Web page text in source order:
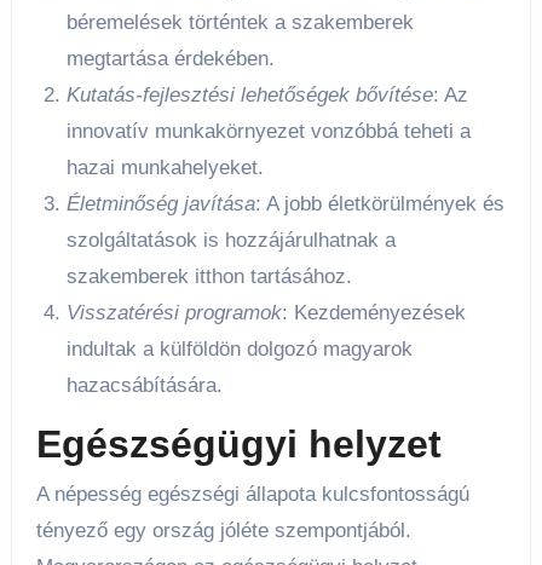
béremelések történtek a szakemberek
megtartása érdekében.
Kutatás-fejlesztési lehetőségek bővítése: Az
innovatív munkakörnyezet vonzóbbá teheti a
hazai munkahelyeket.
Életminőség javítása: A jobb életkörülmények és
szolgáltatások is hozzájárulhatnak a
szakemberek itthon tartásához.
Visszatérési programok: Kezdeményezések
indultak a külföldön dolgozó magyarok
hazacsábítására.
Egészségügyi helyzet
A népesség egészségi állapota kulcsfontosságú
tényező egy ország jóléte szempontjából.